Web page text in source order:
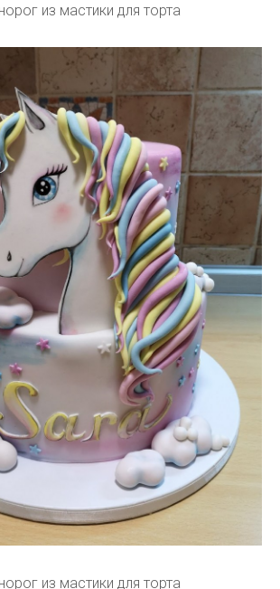
из мастики для торта
из мастики для торта